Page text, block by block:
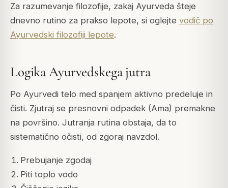
Za razumevanje filozofije, zakaj Ayurveda šteje
dnevno rutino za prakso lepote, si oglejte vodič po
Ayurvedski filozofiji lepote.
Logika Ayurvedskega jutra
Po Ayurvedi telo med spanjem aktivno predeluje in
čisti. Zjutraj se presnovni odpadek (Ama) premakne
na površino. Jutranja rutina obstaja, da to
sistematično očisti, od zgoraj navzdol.
Prebujanje zgodaj
Piti toplo vodo